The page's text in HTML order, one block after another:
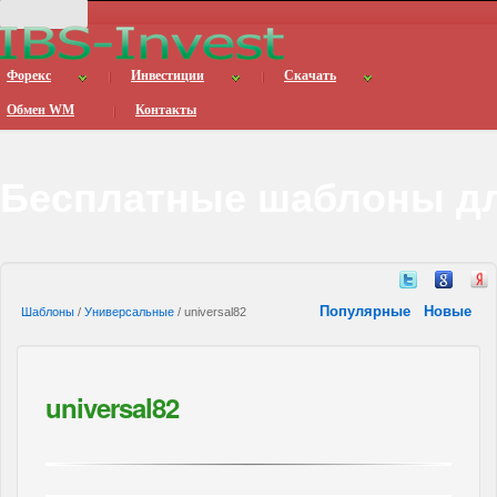
Форекс Инвестиции Скачать
Обмен WM Контакты
Шаблоны / Универсальные / universal82 Популярные Новые
universal82